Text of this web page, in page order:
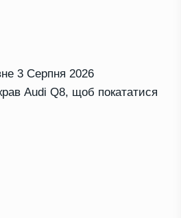
3 Серпня 2026
Audi Q8, щоб покататися